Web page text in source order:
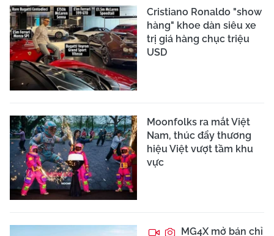
Cristiano Ronaldo "show
hàng" khoe dàn siêu xe
trị giá hàng chục triệu
USD
Moonfolks ra mắt Việt
Nam, thúc đẩy thương
hiệu Việt vượt tầm khu
vực
MG4X mở bán chỉ